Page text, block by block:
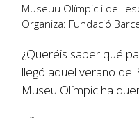
Museuu Olímpic i de
Organiza: Fundació
¿Queréis saber qué
llegó aquel verano
Museu Olímpic ha